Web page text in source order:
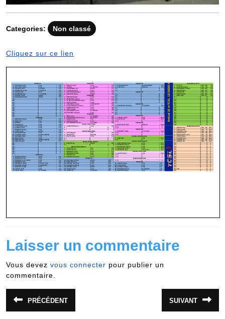
Categories: Non classé
Cliquez sur ce lien
Laisser un commentaire
Vous devez vous connecter pour publier un
commentaire.
Navigation
de
PRÉCÉDENT
précédent
SUIVANT
suivant